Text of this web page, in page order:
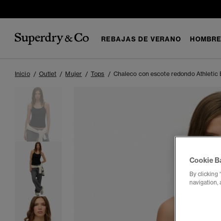
REBAJAS DE VERANO
Inicio Outlet Mujer Tops Chaleco con escote redondo Athletic
Cookie
By clicking
navigation,